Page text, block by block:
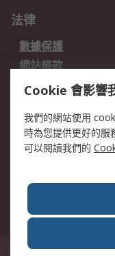
法律
數據保護
網站條款
销售条款和条件
關於RS
RS的歷史
加入我們
台灣新北市土城區中正路1
Cookie 會影響
我們的網站使用
時為您提供更好的服
可以閱讀我們的